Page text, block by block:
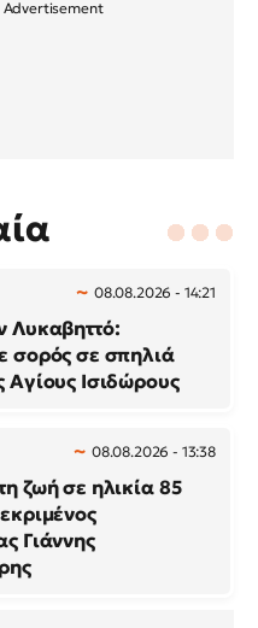
08.08.2026 - 14:21
Λυκαβηττό:
σορός σε σπηλιά
Αγίους Ισιδώρους
08.08.2026 - 13:38
ζωή σε ηλικία 85
Γιάννης